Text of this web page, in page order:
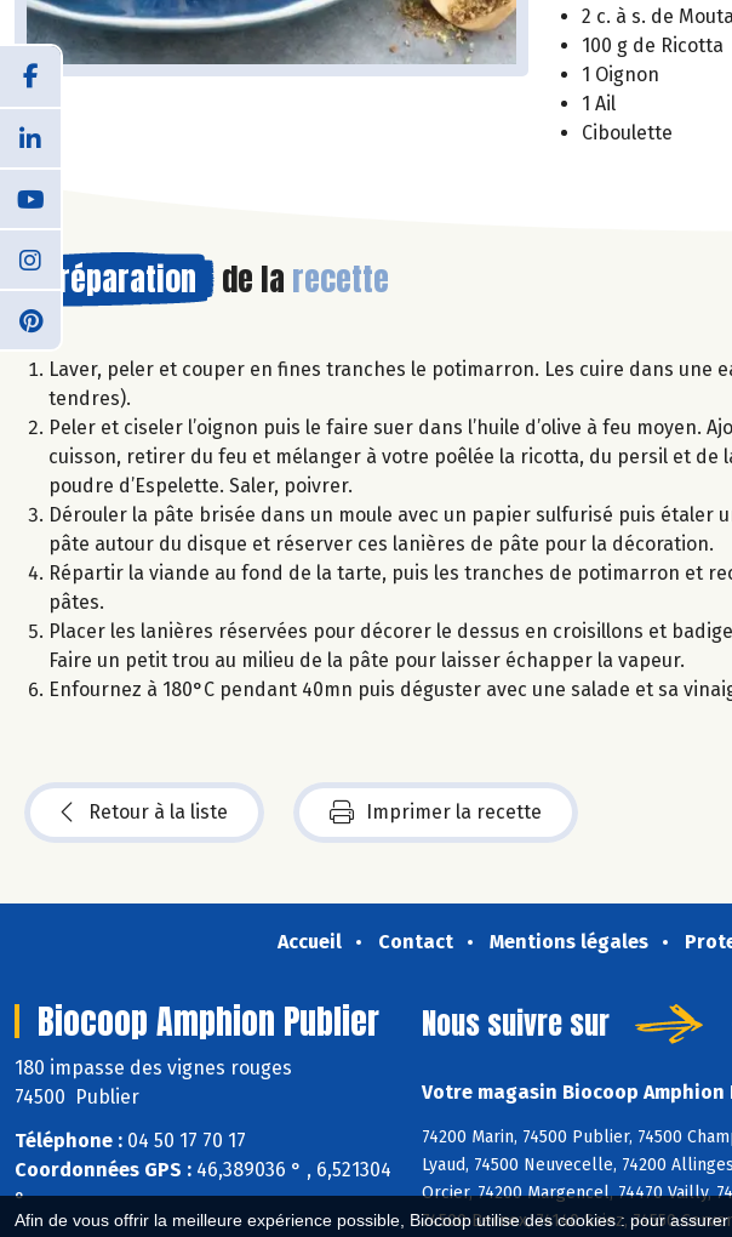
Afin de vous offrir la meilleure expérience possible, Biocoop utilise des cookies : pour
2 c. à s. de
100 g de Ricotta
1 Oignon
1 Ail
Ciboulette
Préparation de la recette
Laver, peler et couper en fines tranches le potimarron. Les cuire dans une
tendres).
Peler et ciseler l’oignon puis le faire suer dans l’huile d’olive à feu moyen.
cuisson, retirer du feu et mélanger à votre poêlée la ricotta, du persil et de
poudre d’Espelette. Saler, poivrer.
Dérouler la pâte brisée dans un moule avec un papier sulfurisé puis étaler
pâte autour du disque et réserver ces lanières de pâte pour la décoration.
Répartir la viande au fond de la tarte, puis les tranches de potimarron et
pâtes.
Placer les lanières réservées pour décorer le dessus en croisillons et
Faire un petit trou au milieu de la pâte pour laisser échapper la vapeur.
Enfournez à 180°C pendant 40mn puis déguster avec une salade et sa
Retour à la liste Imprimer la recette
Accueil Contact Mentions légales
Biocoop Amphion Publier
180 impasse des vignes rouges
74500 Publier
Téléphone : 04 50 17 70 17
Coordonnées GPS : 46,389036 ° , 6,521304
°
Nous suivre sur
Votre magasin Biocoop
74200 Marin, 74500 Publier, 74500
Lyaud, 74500 Neuvecelle, 74200
Orcier, 74200 Margencel, 74470 Vailly,
74500 Bernex, 74140 Sciez, 74550